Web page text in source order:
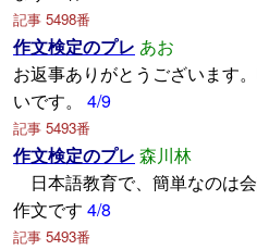
記事 5498番
作文検定のプレ あお
お返事ありがとうございます
いです。
4/9
記事 5493番
作文検定のプレ 森川林
日本語教育で、簡単なのは
作文です 4/8
記事 5493番